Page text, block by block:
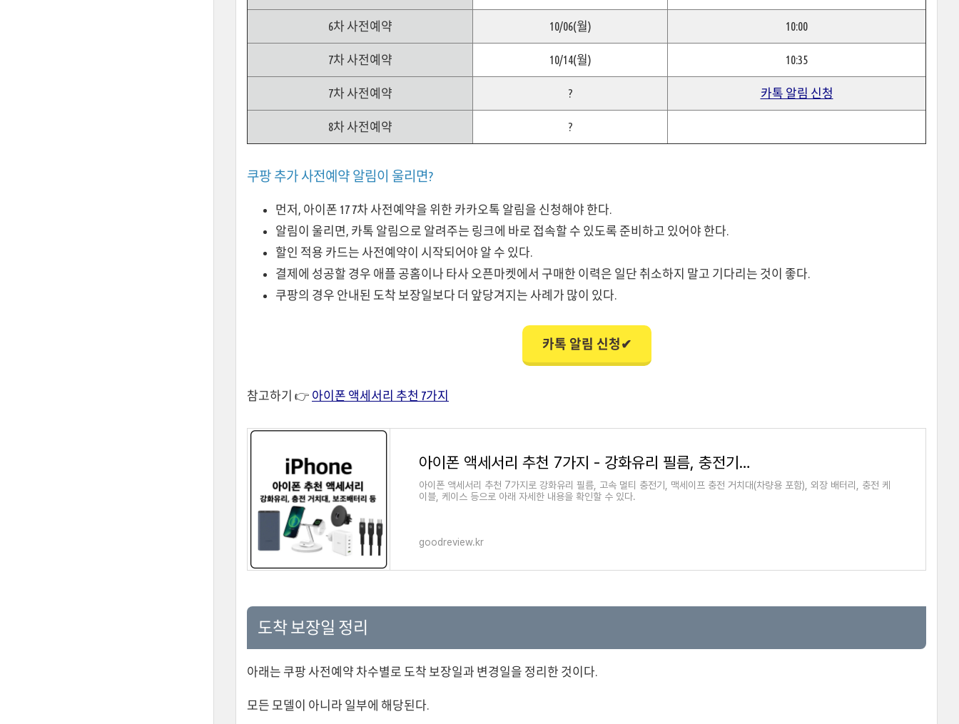
6차 사전예약 10/06(월) 10:00
7차 사전예약 10/14(월) 10:35
7차 사전예약 ? 카톡 알림 신청
8차 사전예약 ?
쿠팡 추가 사전예약 알림이 울리면?
먼저, 아이폰 17 7차 사전예약을 위한 카카오톡 알림을 신청해야 한다.
알림이 울리면, 카톡 알림으로 알려주는 링크에 바로 접속할 수 있도록 준비하고 있어야 한다.
할인 적용 카드는 사전예약이 시작되어야 알 수 있다.
결제에 성공할 경우 애플 공홈이나 타사 오픈마켓에서 구매한 이력은 일단 취소하지 말고 기다리는 것이 좋다.
쿠팡의 경우 안내된 도착 보장일보다 더 앞당겨지는 사례가 많이 있다.
카톡 알림 신청✔
참고하기 👉 아이폰 액세서리 추천 7가지
아이폰 액세서리 추천 7가지 - 강화유리 필름, 충전기, 거치대, 외장배터리, 케이블 , 케이스 등 -
아이폰 액세서리 추천 7가지로 강화유리 필름, 고속 멀티 충전기, 맥세이프 충전 거치대(차량용 포함), 외장 배터리, 충전 케
이블, 케이스 등으로 아래 자세한 내용을 확인할 수 있다.
goodreview.kr
도착 보장일 정리
아래는 쿠팡 사전예약 차수별로 도착 보장일과 변경일을 정리한 것이다.
모든 모델이 아니라 일부에 해당된다.